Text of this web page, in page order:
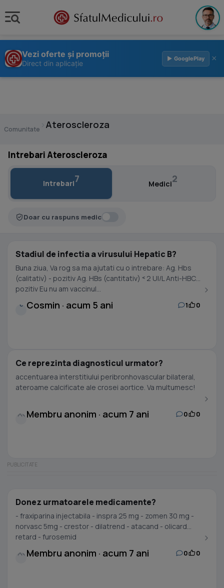
Vezi oferte și promoții
Direct din aplicație
▶ GooglePlay ×
Comunitate Ateroscleroza
Intrebari Ateroscleroza
Intrebari7 Medici2
Doar cu raspuns medic
Stadiul de infectia a virusului Hepatic B?
Buna ziua, Va rog sa ma ajutati cu o intrebare: Ag. Hbs
(calitativ) - pozitiv Ag. HBs (cantitativ) ˂ 2 UI/L Anti-HBC
pozitiv Eu nu am vaccinul...
C Cosmin · acum 5 ani 1 0
Ce reprezinta diagnosticul urmator?
accentuarea interstitiului peribronhovascular bilateral,
ateroame calcificate ale crosei aortice. Va multumesc!
Membru anonim · acum 7 ani 0 0
Donez urmatoarele medicamente?
- fraxiparina injectabila - inspra 25 mg - zomen 30 mg -
norvasc 5mg - crestor - dilatrend - atacand - olicard
retard - furosemid
Membru anonim · acum 7 ani 0 0